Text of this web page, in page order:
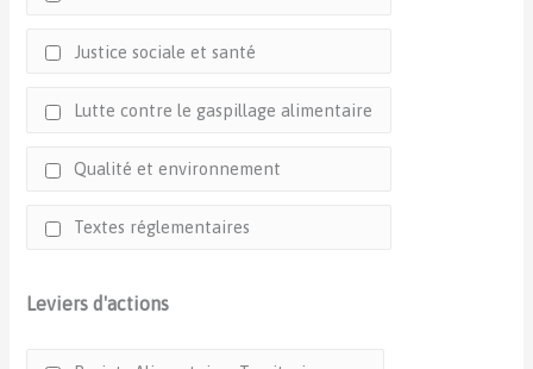
Justice sociale et santé
Lutte contre le gaspillage alimentaire
Qualité et environnement
Textes réglementaires
Leviers d'actions